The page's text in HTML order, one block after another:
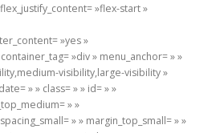
»flex-start »
»yes »
»div » menu_anchor= » »
visibility,large-visibility »
» » class= » » id= » »
» »
» » margin_top_small= » »